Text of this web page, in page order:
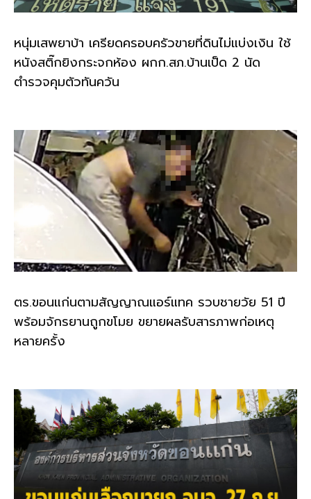
หนุ่มเสพยาบ้า เครียดครอบครัวขายที่ดินไม่แบ่งเงิน ใช้
หนังสติ๊กยิงกระจกห้อง ผกก.สภ.บ้านเป็ด 2 นัด
ตำรวจคุมตัวทันควัน
ตร.ขอนแก่นตามสัญญาณแอร์แทค รวบชายวัย 51 ปี
พร้อมจักรยานถูกขโมย ขยายผลรับสารภาพก่อเหตุ
หลายครั้ง